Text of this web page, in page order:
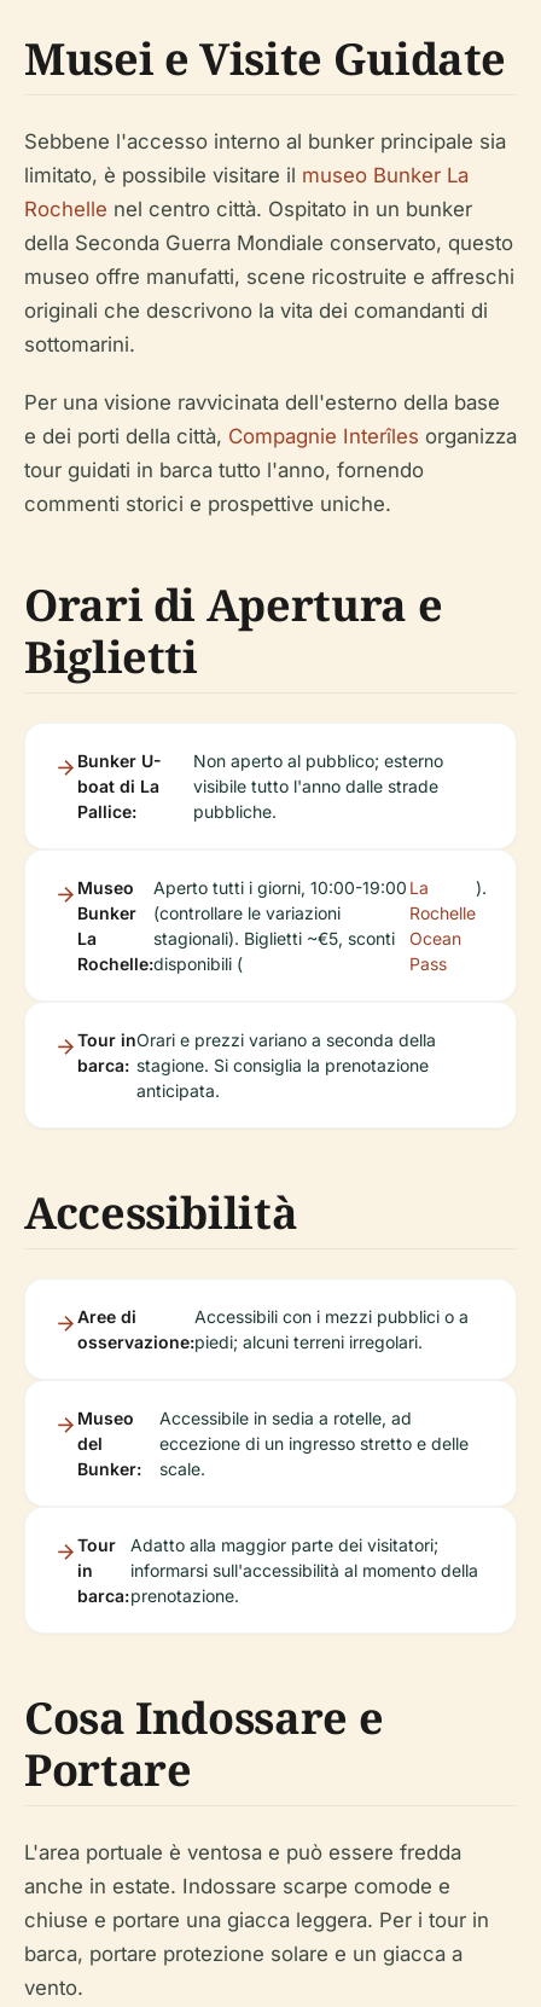
Musei e Visite Guidate
Sebbene l'accesso interno al bunker principale sia
limitato, è possibile visitare il museo Bunker La
Rochelle nel centro città. Ospitato in un bunker
della Seconda Guerra Mondiale conservato, questo
museo offre manufatti, scene ricostruite e affreschi
originali che descrivono la vita dei comandanti di
sottomarini.
Per una visione ravvicinata dell'esterno della base
e dei porti della città, Compagnie Interîles organizza
tour guidati in barca tutto l'anno, fornendo
commenti storici e prospettive uniche.
Orari di Apertura e
Biglietti
Bunker U-
boat di La
Pallice:
Non aperto al pubblico; esterno
visibile tutto l'anno dalle strade
pubbliche.
Museo
Bunker
La
Rochelle:
Aperto tutti i giorni, 10:00-19:00
(controllare le variazioni
stagionali). Biglietti ~€5, sconti
disponibili (
La
Rochelle
Ocean
Pass
).
Tour in
barca:
Orari e prezzi variano a seconda della
stagione. Si consiglia la prenotazione
anticipata.
Accessibilità
Aree di
osservazione:
Accessibili con i mezzi pubblici o a
piedi; alcuni terreni irregolari.
Museo
del
Bunker:
Accessibile in sedia a rotelle, ad
eccezione di un ingresso stretto e delle
scale.
Tour
in
barca:
Adatto alla maggior parte dei visitatori;
informarsi sull'accessibilità al momento della
prenotazione.
Cosa Indossare e
Portare
L'area portuale è ventosa e può essere fredda
anche in estate. Indossare scarpe comode e
chiuse e portare una giacca leggera. Per i tour in
barca, portare protezione solare e un giacca a
vento.